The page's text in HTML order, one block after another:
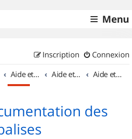
Menu
Connexion
Inscription
Aide et documentation Aide et documentation Aide et documentation des balises
des